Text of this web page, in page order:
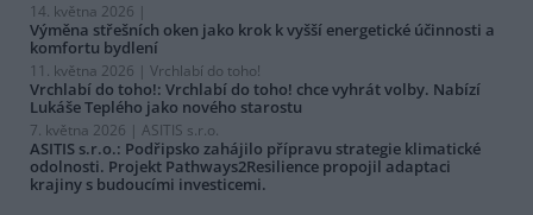
14. května 2026 |
Výměna střešních oken jako krok k vyšší energetické účinnosti a
komfortu bydlení
11. května 2026 | Vrchlabí do toho!
Vrchlabí do toho!: Vrchlabí do toho! chce vyhrát volby. Nabízí
Lukáše Teplého jako nového starostu
7. května 2026 | ASITIS s.r.o.
ASITIS s.r.o.: Podřipsko zahájilo přípravu strategie klimatické
odolnosti. Projekt Pathways2Resilience propojil adaptaci
krajiny s budoucími investicemi.